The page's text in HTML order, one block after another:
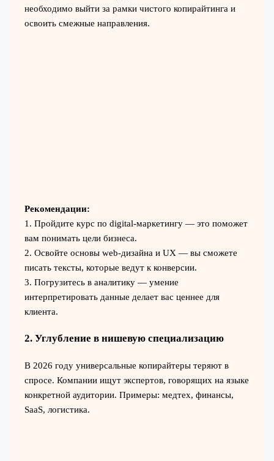
необходимо выйти за рамки чистого копирайтинга и
освоить смежные направления.
Рекомендации:
1. Пройдите курс по digital-маркетингу — это поможет
вам понимать цели бизнеса.
2. Освойте основы web-дизайна и UX — вы сможете
писать тексты, которые ведут к конверсии.
3. Погрузитесь в аналитику — умение
интерпретировать данные делает вас ценнее для
клиента.
2. Углубление в нишевую специализацию
В 2026 году универсальные копирайтеры теряют в
спросе. Компании ищут экспертов, говорящих на языке
конкретной аудитории. Примеры: медтех, финансы,
SaaS, логистика.